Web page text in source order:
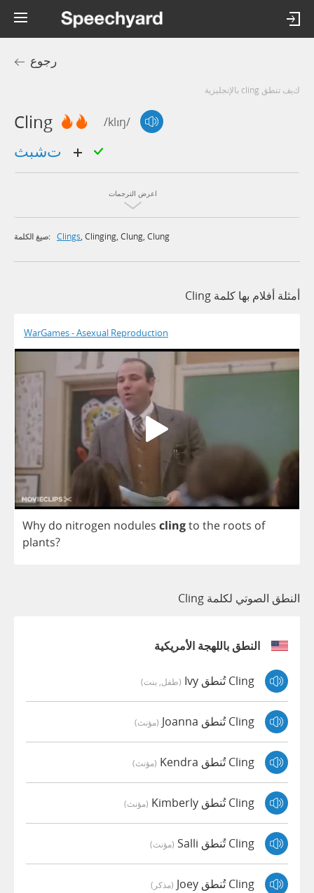
رجوع
كيف تنطق cling بالإنجليزية
Cling /klɪŋ/
اعرض الترجمات
صيغ الكلمة: Clings, Clinging, Clung, Clung
أمثلة أفلام بها كلمة Cling
WarGames - Asexual Reproduction
Why do nitrogen nodules clingto the roots of
plants?
النطق الصوتي لكلمة Cling
النطق باللهجة الأمريكية
Cling تُنطق Ivy (طفل, بنت)
Cling تُنطق Joanna (مؤنث)
Cling تُنطق Kendra (مؤنث)
Cling تُنطق Kimberly (مؤنث)
Cling تُنطق Salli (مؤنث)
Cling تُنطق Joey (مذكر)